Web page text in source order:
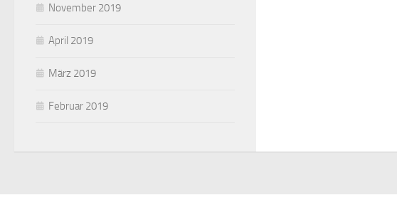
November 2019
April 2019
März 2019
Februar 2019